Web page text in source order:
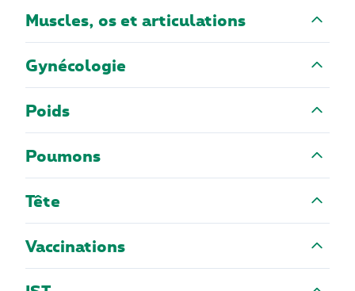
Muscles, os et articulations
Gynécologie
Poids
Poumons
Tête
Vaccinations